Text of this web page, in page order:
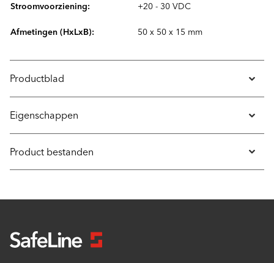
Stroomvoorziening: +20 - 30 VDC
Afmetingen (HxLxB): 50 x 50 x 15 mm
Productblad
Eigenschappen
Product bestanden